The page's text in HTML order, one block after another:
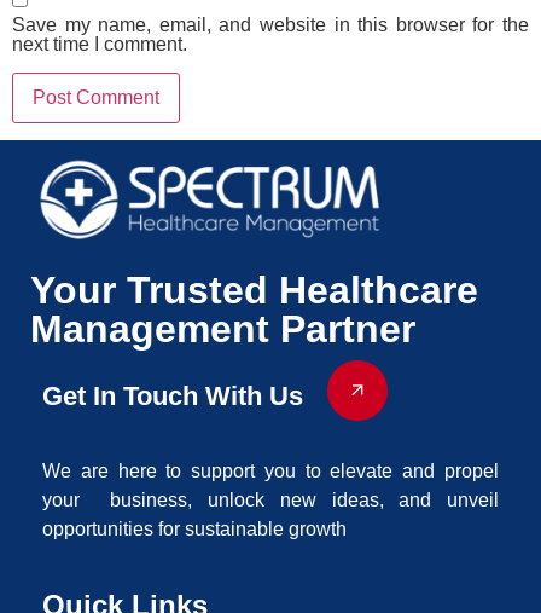
Save my name, email, and website in this browser for the
next time I comment.
Your Trusted Healthcare
Management Partner
Get In Touch With Us
We are here to support you to elevate and propel
your business, unlock new ideas, and unveil
opportunities for sustainable growth
Quick Links